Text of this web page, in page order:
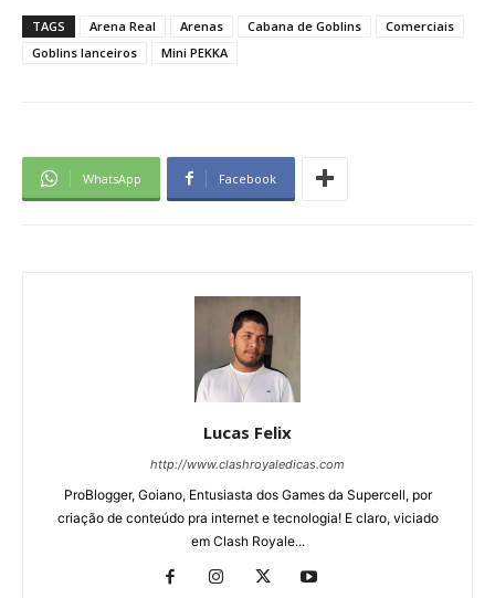
TAGS Arena Real Arenas Cabana de Goblins
Comerciais
Goblins lanceiros
Mini PEKKA
WhatsApp Facebook
Lucas Felix
http://www.clashroyaledicas.com
ProBlogger, Goiano, Entusiasta dos Games da Supercell, por
criação de conteúdo pra internet e tecnologia! E claro, viciado
em Clash Royale...